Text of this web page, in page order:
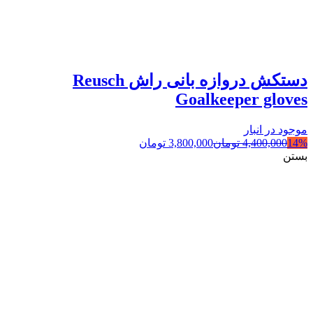
دستکش دروازه بانی راش Reusch
Goalkeeper gloves
موجود در انبار
14%
4,400,000 تومان3,800,000 تومان
بستن